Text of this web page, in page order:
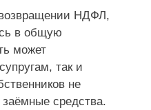
НДФЛ,
в общую
может
так и
не
средства.